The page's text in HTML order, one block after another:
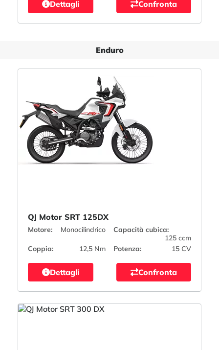
Dettagli Confronta
Enduro
QJ Motor SRT 125DX
Motore: Monocilindrico
Capacità cubica:
125 ccm
Coppia:
12,5 Nm Potenza: 15 CV
Dettagli Confronta